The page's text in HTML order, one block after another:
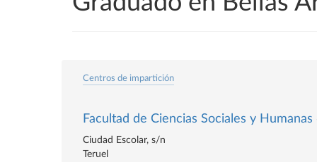
Centros de impartición
Facultad de Ciencias Sociales y Humanas
Ciudad Escolar, s/n
Teruel